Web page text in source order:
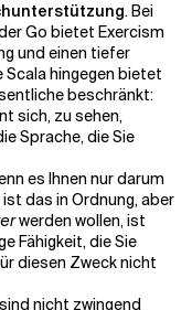
. Bei
Go bietet Exercism
und einen tiefer
Scala hingegen bietet
beschränkt:
sich, zu sehen,
Sprache, die Sie
es Ihnen nur darum
das in Ordnung, aber
werden wollen, ist
Fähigkeit, die Sie
diesen Zweck nicht
sind nicht zwingend